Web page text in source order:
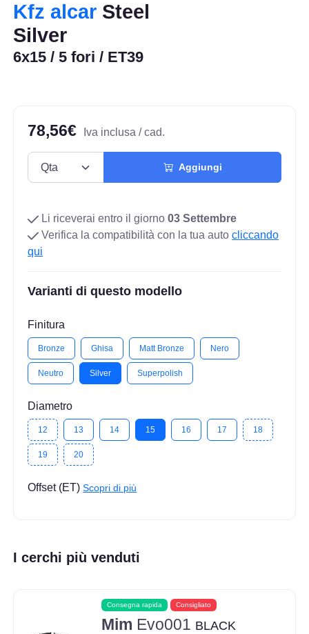
Kfz alcar Steel
Silver
6x15 / 5 fori / ET39
78,56€ Iva inclusa / cad.
Aggiungi
Li riceverai entro il giorno03 Settembre
Verifica la compatibilità con la tua autocliccando
qui
Varianti di questo modello
Finitura
Bronze Ghisa Matt Bronze Nero
Neutro Silver Superpolish
Diametro
12 13 14 15 16 17 18
19 20
Offset (ET)Scopri di più
I cerchi più venduti
Consegna rapida Consigliato
Mim Evo001 BLACK